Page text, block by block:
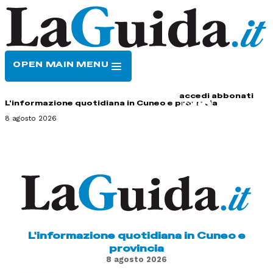
OPEN MAIN MENU
accedi abbonati
L'informazione quotidiana in Cuneo e provincia
8 agosto 2026
L'informazione quotidiana in Cuneo e
provincia
8 agosto 2026